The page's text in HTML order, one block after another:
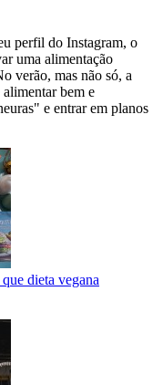
perfil do Instagram, o
uma alimentação
verão, mas não só, a
bem e
e entrar em planos
dieta vegana